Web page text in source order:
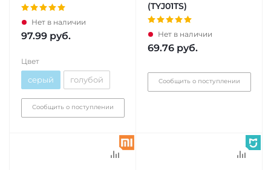
Нет в наличии
97.99 руб.
Цвет
серый голубой
Сообщить о поступлении
(TYJ01TS)
Нет в наличии
69.76 руб.
Сообщить о поступлении